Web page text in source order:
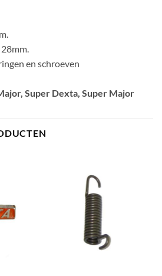
en schroeven
Super Dexta, Super Major